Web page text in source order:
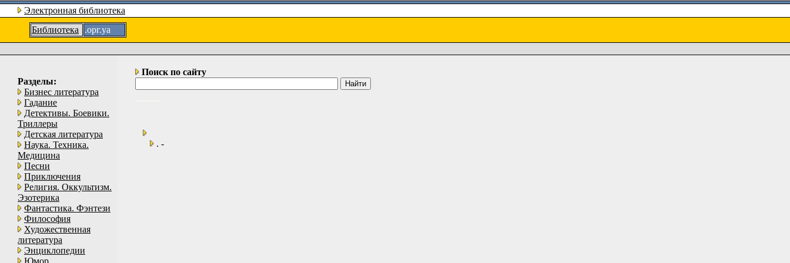
Электронная библиотека
Библиотека
.орг.уа
Разделы:
Бизнес литература
Гадание
Детективы. Боевики.
Триллеры
Детская литература
Наука. Техника.
Медицина
Песни
Приключения
Религия. Оккультизм.
Эзотерика
Фантастика. Фэнтези
Философия
Художественная
литература
Энциклопедии
Юмор
Поиск по сайту
. -